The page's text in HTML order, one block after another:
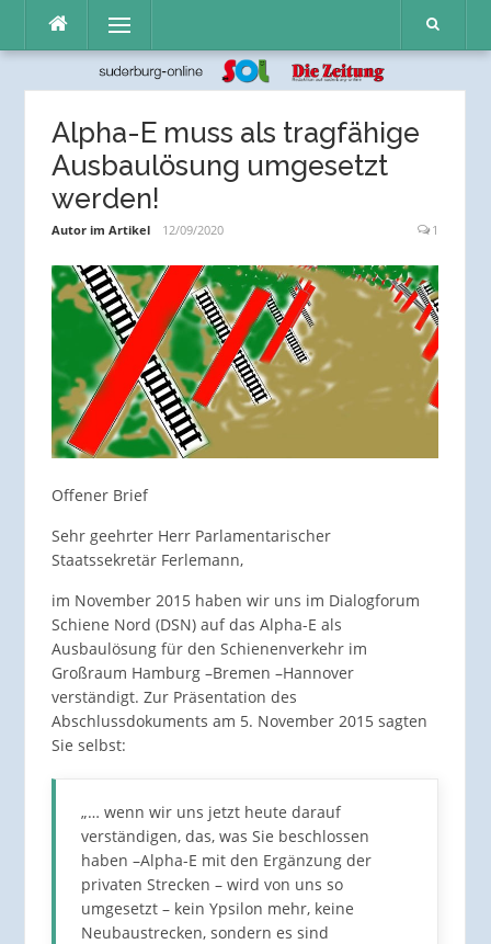
Inhalt
Menü
Alpha-E muss als tragfähige
Ausbaulösung umgesetzt
werden!
Autor im Artikel 12/09/2020 1
Offener Brief
Sehr geehrter Herr Parlamentarischer
Staatssekretär Ferlemann,
im November 2015 haben wir uns im Dialogforum
Schiene Nord (DSN) auf das Alpha-E als
Ausbaulösung für den Schienenverkehr im
Großraum Hamburg –Bremen –Hannover
verständigt. Zur Präsentation des
Abschlussdokuments am 5. November 2015 sagten
Sie selbst:
„… wenn wir uns jetzt heute darauf
verständigen, das, was Sie beschlossen
haben –Alpha-E mit den Ergänzung der
privaten Strecken – wird von uns so
umgesetzt – kein Ypsilon mehr, keine
Neubaustrecken, sondern es sind